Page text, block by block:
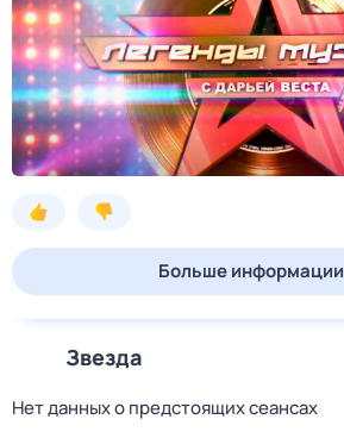
Больше информации
Звезда
Нет данных о предстоящих сеансах